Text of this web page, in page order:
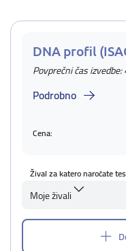
DNA profil
Povprečni čas
Podrobno
Cena:
Žival za katero naročate
Moje živali